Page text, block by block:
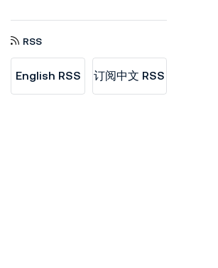
RSS
English RSS 订阅中文 RSS